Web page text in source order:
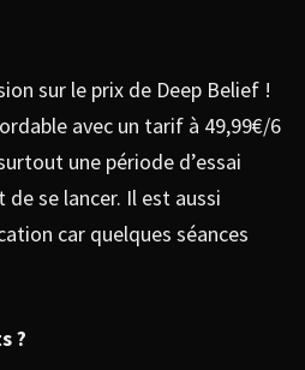
sur le prix de Deep Belief !
avec un tarif à 49,99€/6
une période d’essai
se lancer. Il est aussi
car quelques séances
?